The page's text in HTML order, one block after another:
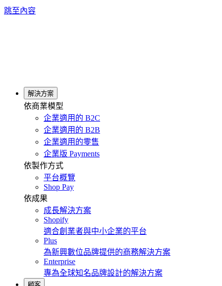
跳至內容
解決方案
依商業模型
企業適用的 B2C
企業適用的 B2B
企業適用的零售
企業版 Payments
依製作方式
平台概覽
Shop Pay
依成果
成長解決方案
Shopify
適合創業者與中小企業的平台
Plus
為新興數位品牌提供的商務解決方案
Enterprise
專為全球知名品牌設計的解決方案